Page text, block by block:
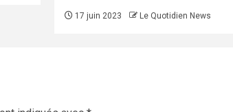
17 juin 2023 Le Quotidien News